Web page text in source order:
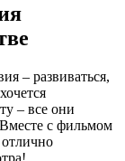
– развиваться,
– все они
с фильмом